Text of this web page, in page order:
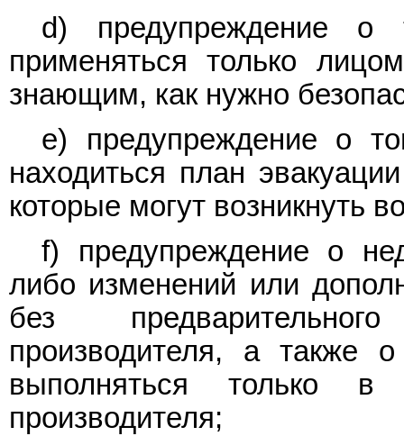
d) предупреждение о
применяться только
знающим, как нужно
e) предупреждение о
находиться план
которые могут возникнуть
f) предупреждение о
либо изменений или
без
производителя, а также
выполняться только в
производителя;